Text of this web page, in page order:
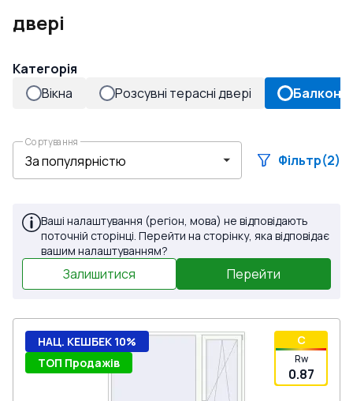
двері
Категорія
Вікна
Розсувні терасні двері
Сортування
Фільтр(2)
Ваші налаштування (регіон, мова) не відповідають
поточній сторінці. Перейти на сторінку, яка відповідає
вашим налаштуванням?
Залишитися Перейти
C
Rw
0.87
НАЦ. КЕШБЕК 10%
ТОП Продажів